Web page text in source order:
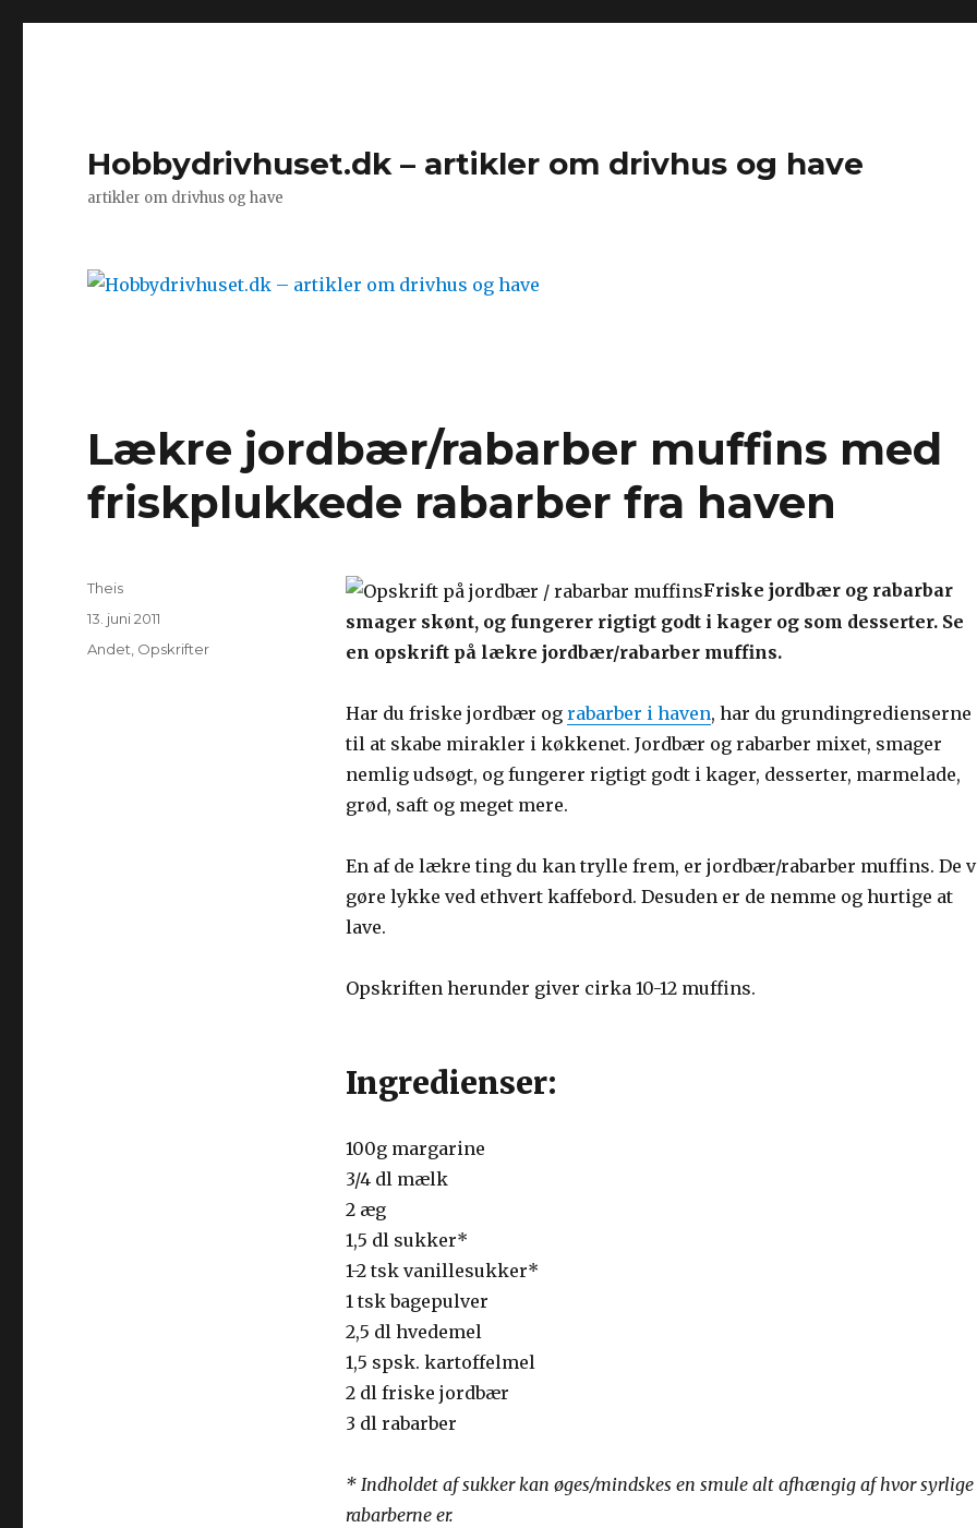
Hobbydrivhuset.dk – artikler om drivhus og have
artikler om drivhus og have
Lækre jordbær/rabarber muffins med
friskplukkede rabarber fra haven
Friske jordbær og rabarbar
smager skønt, og fungerer rigtigt godt i kager og som desserter. Se
en opskrift på lækre jordbær/rabarber muffins.
Har du friske jordbær og rabarber i haven, har du grundingredienserne
til at skabe mirakler i køkkenet. Jordbær og rabarber mixet, smager
nemlig udsøgt, og fungerer rigtigt godt i kager, desserter, marmelade,
grød, saft og meget mere.
En af de lækre ting du kan trylle frem, er jordbær/rabarber muffins. De
gøre lykke ved ethvert kaffebord. Desuden er de nemme og hurtige at
lave.
Opskriften herunder giver cirka 10-12 muffins.
Ingredienser:
100g margarine
3/4 dl mælk
2 æg
1,5 dl sukker*
1-2 tsk vanillesukker*
1 tsk bagepulver
2,5 dl hvedemel
1,5 spsk. kartoffelmel
2 dl friske jordbær
3 dl rabarber
* Indholdet af sukker kan øges/mindskes en smule alt afhængig af hvor syrlige
rabarberne er.
Forfatter
Theis
Udgivet
13. juni 2011
Kategorier
Andet Opskrifter